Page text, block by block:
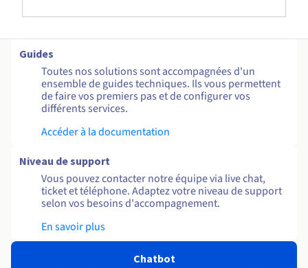
Guides
Toutes nos solutions sont accompagnées d'un
ensemble de guides techniques. Ils vous permettent
de faire vos premiers pas et de configurer vos
différents services.
Accéder à la documentation
Niveau de support
Vous pouvez contacter notre équipe via live chat,
ticket et téléphone. Adaptez votre niveau de support
selon vos besoins d'accompagnement.
En savoir plus
Chatbot